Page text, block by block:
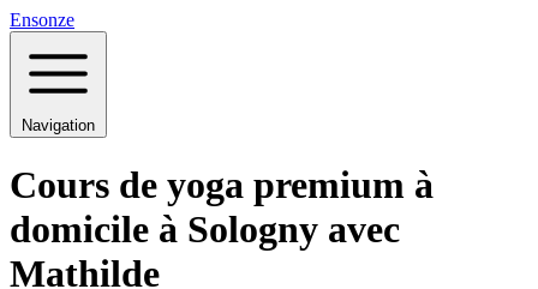
Ensonze
Navigation
Cours de yoga premium à
domicile à Sologny avec
Mathilde